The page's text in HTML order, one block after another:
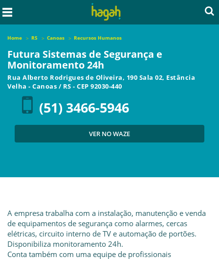
Home RS Canoas Recursos Humanos
Futura Sistemas de Segurança e
Monitoramento 24h
Rua Alberto Rodrigues de Oliveira, 190 Sala 02, Estância
Velha - Canoas / RS - CEP 92030-440
(51) 3466-5946
VER NO WAZE
A empresa trabalha com a instalação, manutenção e venda
de equipamentos de segurança como alarmes, cercas
elétricas, circuito interno de TV e automação de portões.
Disponibiliza monitoramento 24h.
Conta também com uma equipe de profissionais